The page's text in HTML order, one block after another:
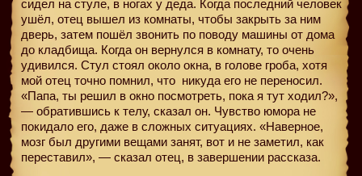
сидел на стуле, в ногах у деда. Когда последний человек
ушёл, отец вышел из комнаты, чтобы закрыть за ним
дверь, затем пошёл звонить по поводу машины от дома
до кладбища. Когда он вернулся в комнату, то очень
удивился. Стул стоял около окна, в голове гроба, хотя
мой отец точно помнил, что никуда его не переносил.
«Папа, ты решил в окно посмотреть, пока я тут ходил?»,
— обратившись к телу, сказал он. Чувство юмора не
покидало его, даже в сложных ситуациях. «Наверное,
мозг был другими вещами занят, вот и не заметил, как
переставил», — сказал отец, в завершении рассказа.